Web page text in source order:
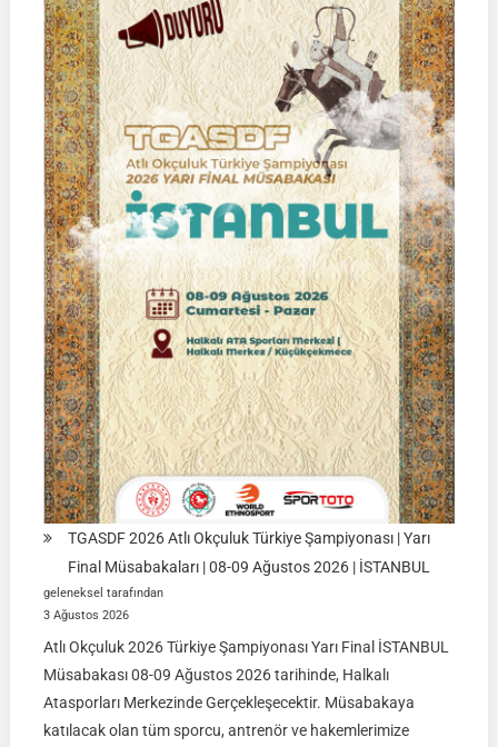
LİGİ
|
Yarı
Final
Müsabakası
15
Ağustos
2026
|
Ulupamir-
Erciş/VAN
TGASDF 2026 Atlı Okçuluk Türkiye Şampiyonası | Yarı
Final Müsabakaları | 08-09 Ağustos 2026 | İSTANBUL
geleneksel tarafından
3 Ağustos 2026
Atlı Okçuluk 2026 Türkiye Şampiyonası Yarı Final İSTANBUL
Müsabakası 08-09 Ağustos 2026 tarihinde, Halkalı
Atasporları Merkezinde Gerçekleşecektir. Müsabakaya
katılacak olan tüm sporcu, antrenör ve hakemlerimize